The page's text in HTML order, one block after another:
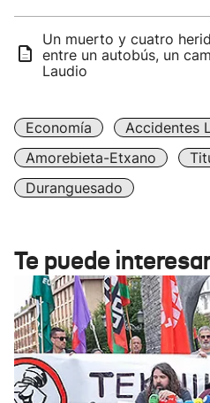
Un muerto y cuatro
entre un autobús, un
Laudio
Economía
Accidentes
Amorebieta-Etxano
Duranguesado
Te puede